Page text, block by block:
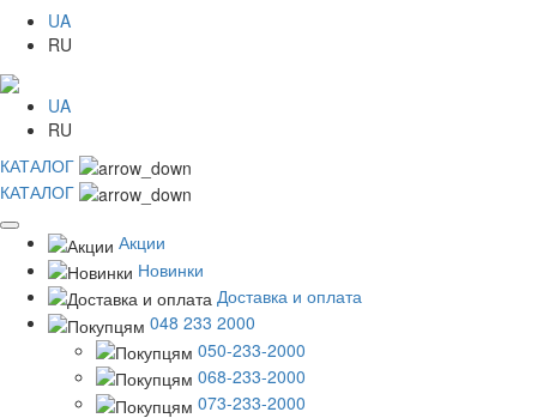
UA
RU
UA
RU
КАТАЛОГ
КАТАЛОГ
Акции
Новинки
Доставка и оплата
048 233 2000
050-233-2000
068-233-2000
073-233-2000